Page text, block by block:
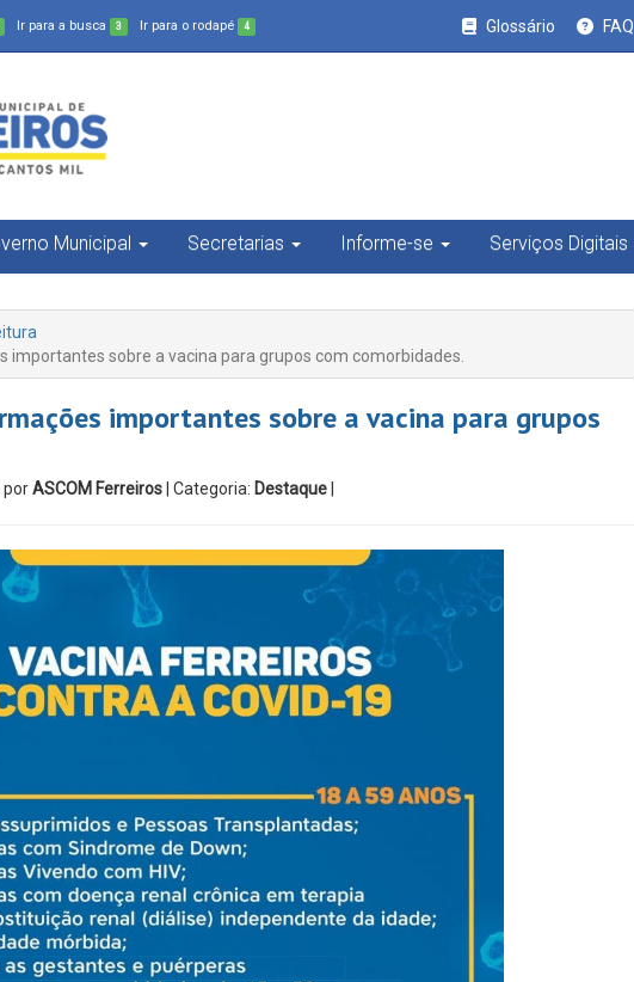
Ir para a busca 3 Ir para o rodapé 4 Glossário FAQ
Municipal Secretarias Informe-se Serviços Digitais
importantes sobre a vacina para grupos com comorbidades.
importantes sobre a vacina para grupos
porASCOM Ferreiros | Categoria: Destaque